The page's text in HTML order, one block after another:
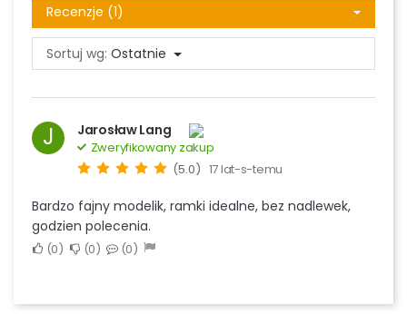
Recenzje (1)
Sortuj wg: Ostatnie
J Jarosław Lang
Zweryfikowany zakup
(5.0) 17 lat-s-temu
Bardzo fajny modelik, ramki idealne, bez nadlewek,
godzien polecenia.
0 0 0